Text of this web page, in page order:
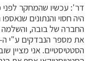
דר': עכשיו שהמחקר לפני
היה חסוי והנתונים
החברה של בובה, והשלמה
הסטטיסטיים. אני מציין